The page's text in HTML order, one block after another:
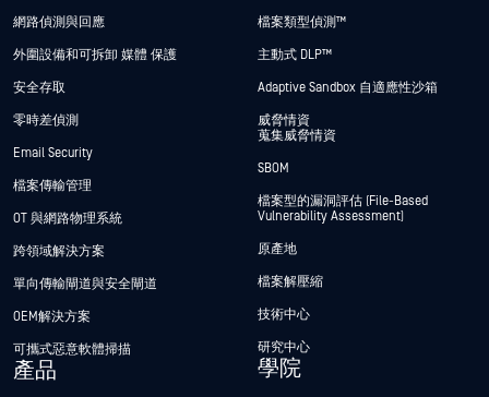
網路偵測與回應
外圍設備和可拆卸 媒體 保護
安全存取
零時差偵測
Email Security
檔案傳輸管理
OT 與網路物理系統
跨領域解決方案
單向傳輸閘道與安全閘道
OEM解決方案
可攜式惡意軟體掃描
產品
檔案類型偵測™
主動式 DLP™
Adaptive Sandbox 自適應性沙箱
威脅情資
蒐集威脅情資
SBOM
檔案型的漏洞評估 (File-Based
Vulnerability Assessment)
原產地
檔案解壓縮
技術中心
研究中心
學院